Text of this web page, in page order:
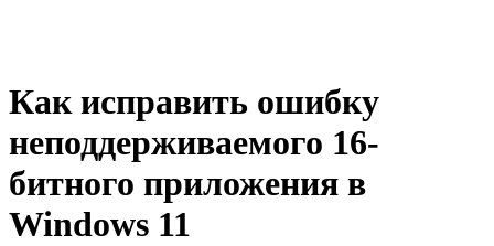
Как исправить ошибку
неподдерживаемого 16-
битного приложения в
Windows 11